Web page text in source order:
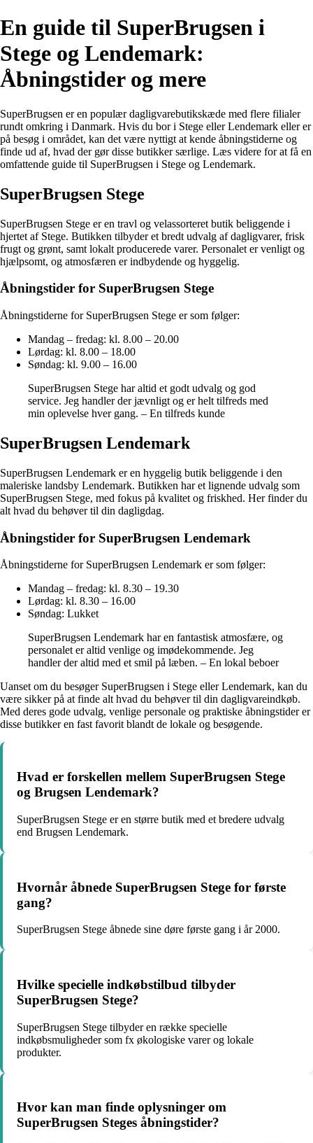
En guide til SuperBrugsen i
Stege og Lendemark:
Åbningstider og mere
SuperBrugsen er en populær dagligvarebutikskæde med flere filialer
rundt omkring i Danmark. Hvis du bor i Stege eller Lendemark eller er
på besøg i området, kan det være nyttigt at kende åbningstiderne og
finde ud af, hvad der gør disse butikker særlige. Læs videre for at få en
omfattende guide til SuperBrugsen i Stege og Lendemark.
SuperBrugsen Stege
SuperBrugsen Stege er en travl og velassorteret butik beliggende i
hjertet af Stege. Butikken tilbyder et bredt udvalg af dagligvarer, frisk
frugt og grønt, samt lokalt producerede varer. Personalet er venligt og
hjælpsomt, og atmosfæren er indbydende og hyggelig.
Åbningstider for SuperBrugsen Stege
Åbningstiderne for SuperBrugsen Stege er som følger:
Mandag – fredag: kl. 8.00 – 20.00
Lørdag: kl. 8.00 – 18.00
Søndag: kl. 9.00 – 16.00
SuperBrugsen Stege har altid et godt udvalg og god
service. Jeg handler der jævnligt og er helt tilfreds med
min oplevelse hver gang. – En tilfreds kunde
SuperBrugsen Lendemark
SuperBrugsen Lendemark er en hyggelig butik beliggende i den
maleriske landsby Lendemark. Butikken har et lignende udvalg som
SuperBrugsen Stege, med fokus på kvalitet og friskhed. Her finder du
alt hvad du behøver til din dagligdag.
Åbningstider for SuperBrugsen Lendemark
Åbningstiderne for SuperBrugsen Lendemark er som følger:
Mandag – fredag: kl. 8.30 – 19.30
Lørdag: kl. 8.30 – 16.00
Søndag: Lukket
SuperBrugsen Lendemark har en fantastisk atmosfære, og
personalet er altid venlige og imødekommende. Jeg
handler der altid med et smil på læben. – En lokal beboer
Uanset om du besøger SuperBrugsen i Stege eller Lendemark, kan du
være sikker på at finde alt hvad du behøver til din dagligvareindkøb.
Med deres gode udvalg, venlige personale og praktiske åbningstider er
disse butikker en fast favorit blandt de lokale og besøgende.
Hvad er forskellen mellem SuperBrugsen Stege
og Brugsen Lendemark?
SuperBrugsen Stege er en større butik med et bredere udvalg
end Brugsen Lendemark.
Hvornår åbnede SuperBrugsen Stege for første
gang?
SuperBrugsen Stege åbnede sine døre første gang i år 2000.
Hvilke specielle indkøbstilbud tilbyder
SuperBrugsen Stege?
SuperBrugsen Stege tilbyder en række specielle
indkøbsmuligheder som fx økologiske varer og lokale
produkter.
Hvor kan man finde oplysninger om
SuperBrugsen Steges åbningstider?